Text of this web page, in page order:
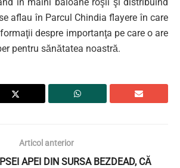
aflau în Parcul Chindia flayere în care
despre importanţa pe care o are
pentru sănătatea noastră.
Articol anterior
APEI DIN SURSA BEZDEAD, CĂ